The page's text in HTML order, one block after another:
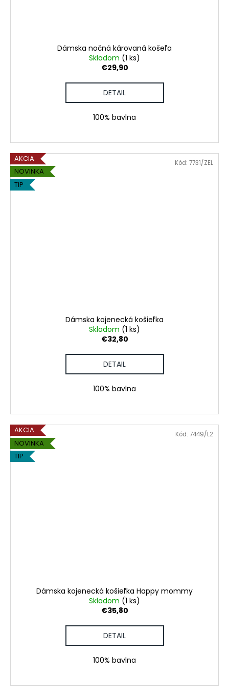
Dámska nočná károvaná košeľa
Skladom (1 ks)
€29,90
DETAIL
100% bavlna
AKCIA
NOVINKA
TIP
Dámska kojenecká košieľka
Skladom (1 ks)
€32,80
DETAIL
100% bavlna
Kód: 7731/ZEL
AKCIA
NOVINKA
TIP
Dámska kojenecká košieľka Happy mommy
Skladom (1 ks)
€35,80
DETAIL
100% bavlna
Kód: 7449/L2